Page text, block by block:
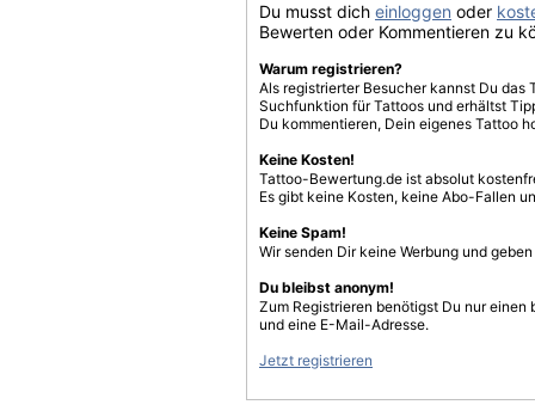
Du musst dich einloggen oder
Bewerten oder Kommentieren zu
Warum registrieren?
Als registrierter Besucher kannst Du
Suchfunktion für Tattoos und erhältst
Du kommentieren, Dein eigenes Tattoo
Keine Kosten!
Tattoo-Bewertung.de ist absolut
Es gibt keine Kosten, keine Abo-Fallen
Keine Spam!
Wir senden Dir keine Werbung und
Du bleibst anonym!
Zum Registrieren benötigst Du nur einen
und eine E-Mail-Adresse.
Jetzt registrieren